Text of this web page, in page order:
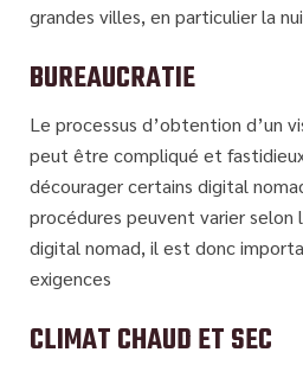
grandes villes, en particulier la
BUREAUCRATIE
Le processus d’obtention d’un
peut être compliqué et
décourager certains digital
procédures peuvent varier selon
digital nomad, il est donc
exigences
CLIMAT CHAUD ET SEC